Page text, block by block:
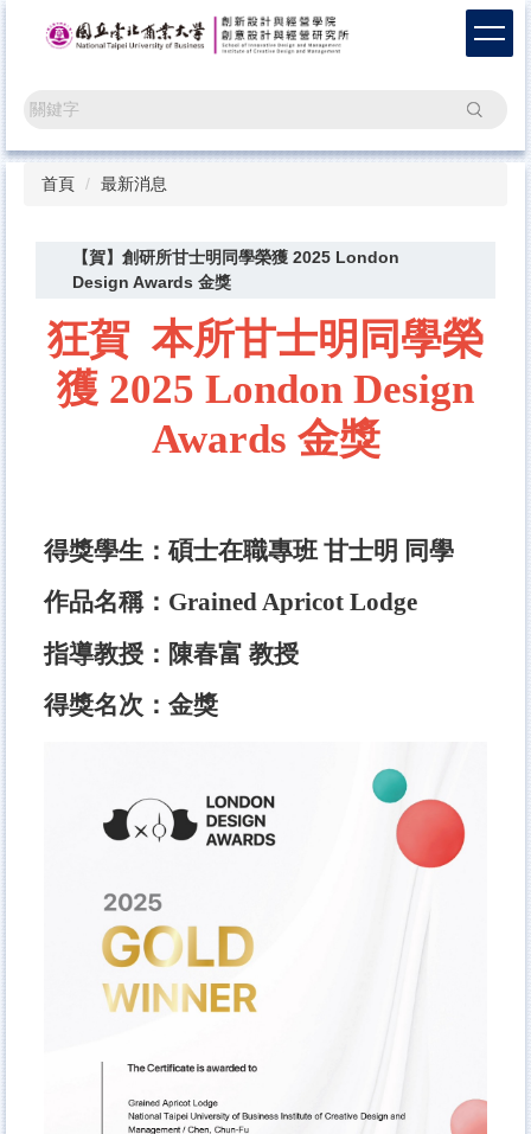
區
搜尋
首頁 最新消息
【賀】創研所甘士明同學榮獲 2025 London
Design Awards 金獎
狂賀 本所甘士明同學榮
獲 2025 London Design
Awards 金獎
得獎學生：碩士在職專班 甘士明 同學
作品名稱：Grained Apricot Lodge
指導教授：陳春富 教授
得獎名次：金獎